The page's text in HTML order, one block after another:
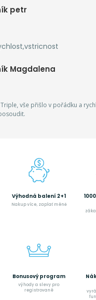
petr
Magdalena
vše přišlo v pořádku a
Výhodná balení 2+1
Nakup více, zaplať méně
Bonusový program
výhody a slevy pro
registrované